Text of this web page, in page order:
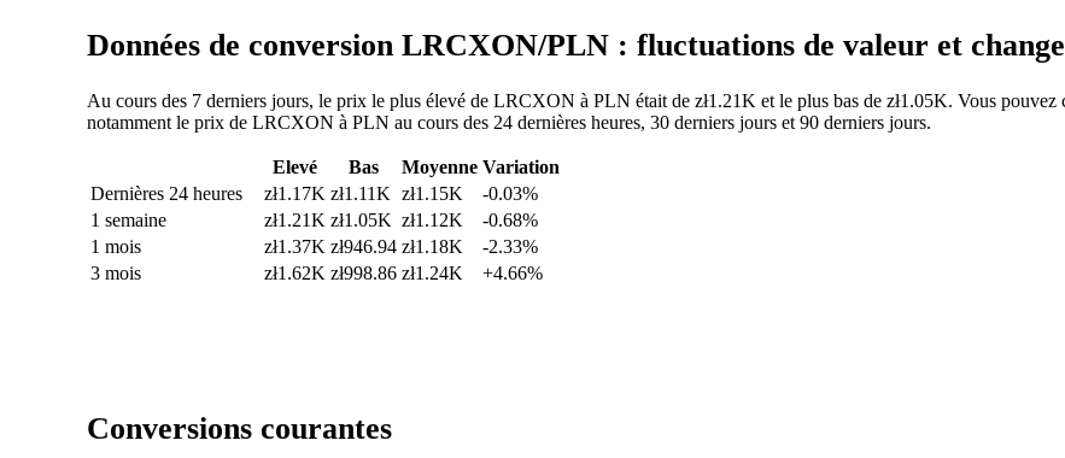
Données de conversion LRCXON/PLN : fluctuations de valeur et
Au cours des 7 derniers jours, le prix le plus élevé de LRCXON à PLN était de zł1.21K et le plus bas de zł1.05K. Vous pouvez
notamment le prix de LRCXON à PLN au cours des 24 dernières heures, 30 derniers jours et 90 derniers jours.
Elevé Bas Moyenne Variation
Dernières 24 heures
zł1.17K zł1.11K zł1.15K
-0.03%
1 semaine
zł1.21K zł1.05K zł1.12K
-0.68%
1 mois
zł1.37K zł946.94 zł1.18K
-2.33%
3 mois
zł1.62K zł998.86 zł1.24K +4.66%
Conversions courantes